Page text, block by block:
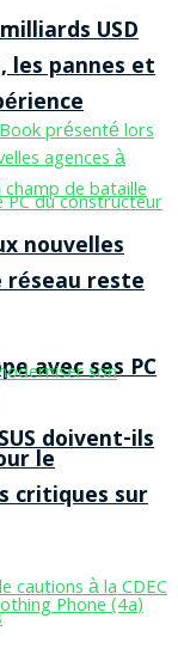
avec ses PC
doivent-ils
USD
les pannes et
nouvelles
réseau reste
le
critiques sur